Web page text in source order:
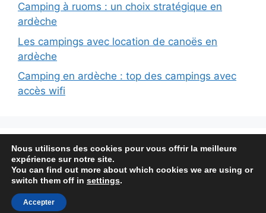
Camping à ruoms : un choix stratégique en
ardèche
Les campings avec location de canoës en
ardèche
Camping en ardèche : top des campings avec
accès wifi
Conditions générales
Mentions légales
Politique de confidentialité
Sitemap
Nous utilisons des cookies pour vous offrir la meilleure
expérience sur notre site.
You can find out more about which cookies we are using or
switch them off in settings.
Accepter